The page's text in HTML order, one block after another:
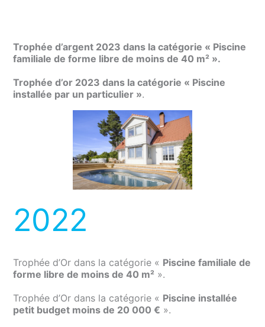
Trophée d’argent 2023 dans la catégorie « Piscine
familiale de forme libre de moins de 40 m² ».
Trophée d’or 2023 dans la catégorie « Piscine
installée par un particulier ».
2022
Trophée d’Or dans la catégorie « Piscine familiale de
forme libre de moins de 40 m² ».
Trophée d’Or dans la catégorie « Piscine installée
petit budget moins de 20 000 € ».